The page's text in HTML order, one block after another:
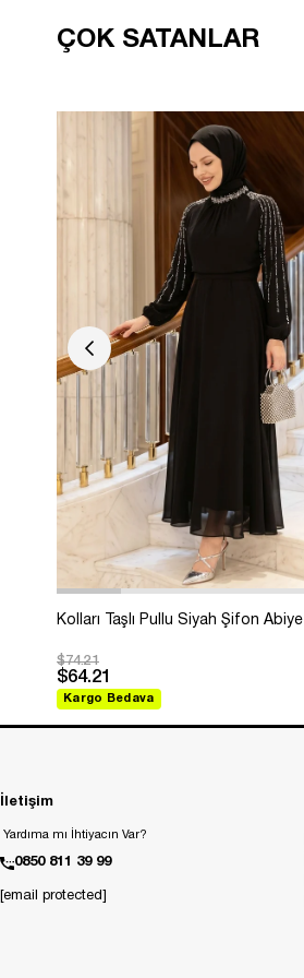
ÇOK SATANLAR
Kolları Taşlı Pullu Siyah Şifon Abiye
$74.21
$64.21
Kargo Bedava
İletişim
Yardıma mı İhtiyacın Var?
0850 811 39 99
[email protected]